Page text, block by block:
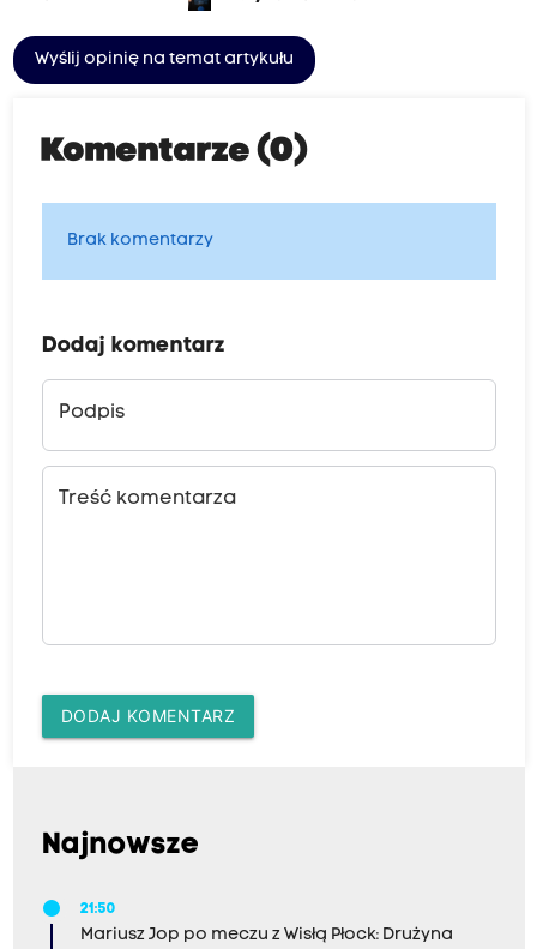
Wyślij opinię na temat artykułu
Komentarze (0)
Brak komentarzy
Dodaj komentarz
Podpis
Treść komentarza
DODAJ KOMENTARZ
Najnowsze
21:50
Mariusz Jop po meczu z Wisłą Płock: Drużyna